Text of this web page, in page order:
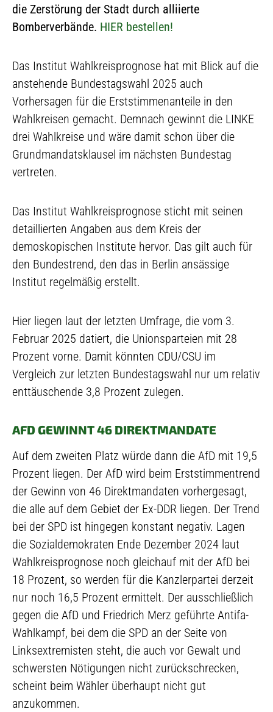
die Zerstörung der Stadt durch alliierte
Bomberverbände. HIER bestellen!
Das Institut Wahlkreisprognose hat mit Blick auf die
anstehende Bundestagswahl 2025 auch
Vorhersagen für die Erststimmenanteile in den
Wahlkreisen gemacht. Demnach gewinnt die LINKE
drei Wahlkreise und wäre damit schon über die
Grundmandatsklausel im nächsten Bundestag
vertreten.
Das Institut Wahlkreisprognose sticht mit seinen
detaillierten Angaben aus dem Kreis der
demoskopischen Institute hervor. Das gilt auch für
den Bundestrend, den das in Berlin ansässige
Institut regelmäßig erstellt.
Hier liegen laut der letzten Umfrage, die vom 3.
Februar 2025 datiert, die Unionsparteien mit 28
Prozent vorne. Damit könnten CDU/CSU im
Vergleich zur letzten Bundestagswahl nur um relativ
enttäuschende 3,8 Prozent zulegen.
AFD GEWINNT 46 DIREKTMANDATE
Auf dem zweiten Platz würde dann die AfD mit 19,5
Prozent liegen. Der AfD wird beim Erststimmentrend
der Gewinn von 46 Direktmandaten vorhergesagt,
die alle auf dem Gebiet der Ex-DDR liegen. Der Trend
bei der SPD ist hingegen konstant negativ. Lagen
die Sozialdemokraten Ende Dezember 2024 laut
Wahlkreisprognose noch gleichauf mit der AfD bei
18 Prozent, so werden für die Kanzlerpartei derzeit
nur noch 16,5 Prozent ermittelt. Der ausschließlich
gegen die AfD und Friedrich Merz geführte Antifa-
Wahlkampf, bei dem die SPD an der Seite von
Linksextremisten steht, die auch vor Gewalt und
schwersten Nötigungen nicht zurückschrecken,
scheint beim Wähler überhaupt nicht gut
anzukommen.